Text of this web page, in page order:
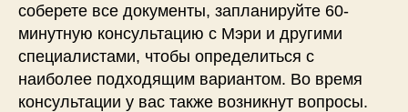
соберете все документы, запланируйте 60-
минутную консультацию с Мэри и другими
специалистами, чтобы определиться с
наиболее подходящим вариантом. Во время
консультации у вас также возникнут вопросы.